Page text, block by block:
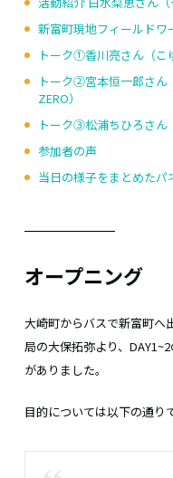
新富町現地フィールドワ
トーク➀香川亮さん（こ
トーク②宮本恒一郎さん
ZERO）
トーク③松浦ちひろさん
参加者の声
当日の様子をまとめたパ
オープニング
大崎町からバスで新富町へ
局の大保拓弥より、
がありました。
目的については以下の通りで